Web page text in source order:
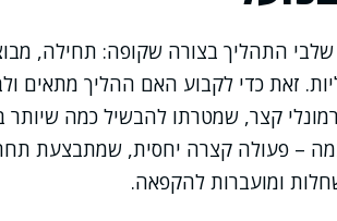
שלבי התהליך בצורה שקופה: תחילה,
זאת כדי לקבוע האם ההליך מתאים
קצר, שמטרתו להבשיל כמה שיותר
– פעולה קצרה יחסית, שמתבצעת
ומועברות להקפאה.